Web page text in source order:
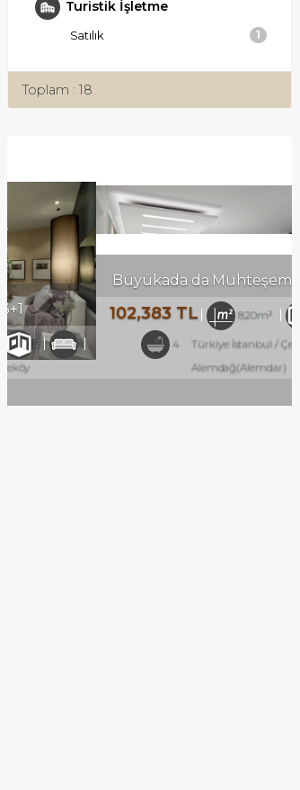
Turistik İşletme
Satılık 1
Toplam : 18
Büyükada da Muhteşem Manzaralı
102,383 TL 820m² 5 3
4 Türkiye İstanbul / Çekmeköy/
Alemdağ(Alemdar)